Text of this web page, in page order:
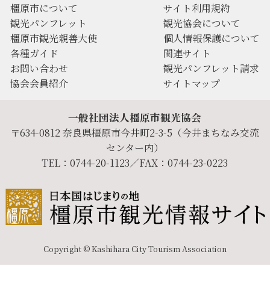
橿原市について
観光パンフレット
橿原市観光親善大使
各種ガイド
お問い合わせ
協会会員紹介
サイト利用規約
観光協会について
個人情報保護について
関連サイト
観光パンフレット請求
サイトマップ
一般社団法人橿原市観光協会
〒634-0812 奈良県橿原市今井町2-3-5（今井まちなみ交流
センター内）
TEL：0744-20-1123／FAX：0744-23-0223
Copyright © Kashihara City Tourism Association